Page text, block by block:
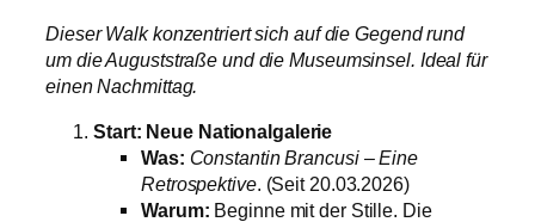
Dieser Walk konzentriert sich auf die Gegend rund
um die Auguststraße und die Museumsinsel. Ideal für
einen Nachmittag.
Start: Neue Nationalgalerie
Was: Constantin Brancusi – Eine
Retrospektive. (Seit 20.03.2026)
Warum: Beginne mit der Stille. Die